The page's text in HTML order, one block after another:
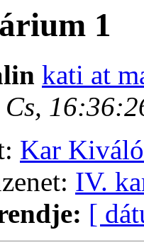
1
kati at
Kar
IV.
[